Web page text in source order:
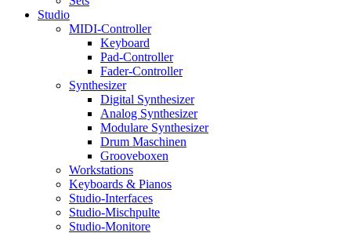
Studio
MIDI-Controller
Keyboard
Pad-Controller
Fader-Controller
Synthesizer
Digital Synthesizer
Analog Synthesizer
Modulare Synthesizer
Drum Maschinen
Grooveboxen
Workstations
Keyboards & Pianos
Studio-Interfaces
Studio-Mischpulte
Studio-Monitore